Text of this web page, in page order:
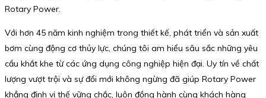
Rotary Power.
Với hơn 45 năm kinh nghiệm trong thiết kế, phát triển và sản xuất
bơm cùng động cơ thủy lực, chúng tôi am hiểu sâu sắc những yêu
cầu khắt khe từ các ứng dụng công nghiệp hiện đại. Uy tín về chất
lượng vượt trội và sự đổi mới không ngừng đã giúp Rotary Power
khẳng định vị thế vững chắc, luôn đồng hành cùng khách hàng